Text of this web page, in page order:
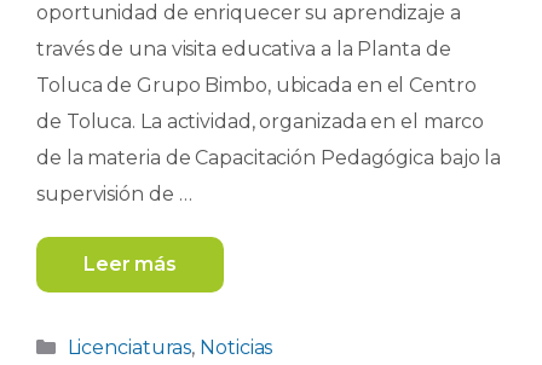
oportunidad de enriquecer su aprendizaje a
través de una visita educativa a la Planta de
Toluca de Grupo Bimbo, ubicada en el Centro
de Toluca. La actividad, organizada en el marco
de la materia de Capacitación Pedagógica bajo la
supervisión de …
Leer más
Categorías
Licenciaturas, Noticias